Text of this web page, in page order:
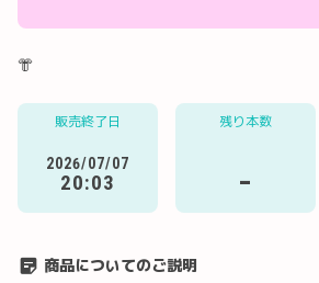
👘
販売終了日
2026/07/07
20:03
残り本数
-
商品についてのご説明
Twitter LINE Facebook
URLコピー